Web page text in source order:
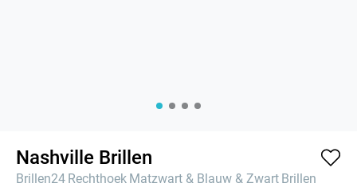
Nashville Brillen
Brillen24 Rechthoek Matzwart & Blauw & Zwart Brillen